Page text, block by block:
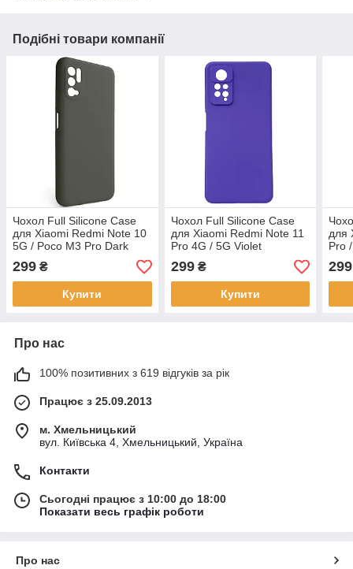
Подібні товари компанії
Чохол Full Silicone Case
для Xiaomi Redmi Note 10
5G / Poco M3 Pro Dark
Olive
299 ₴
Купити
Чохол Full Silicone Case
для Xiaomi Redmi Note 11
Pro 4G / 5G Violet
299₴
Купити
для
Pro
299
Про нас
100% позитивних з 619 відгуків за рік
Працює з 25.09.2013
м. Хмельницький
вул. Київська 4, Хмельницький, Україна
Контакти
Сьогодні працює з 10:00 до 18:00
Показати весь графік роботи
Про нас